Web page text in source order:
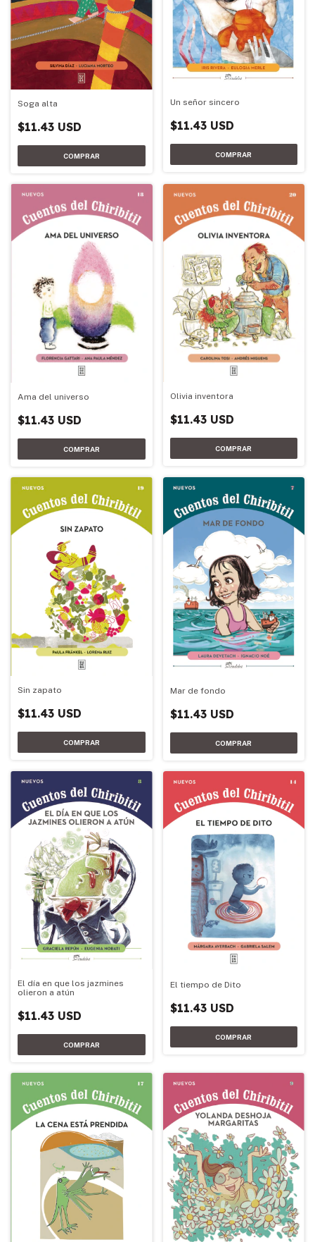
Soga alta
$11.43 USD
Un señor sincero
$11.43 USD
Ama del universo
$11.43 USD
Olivia inventora
$11.43 USD
Sin zapato
$11.43 USD
Mar de fondo
$11.43 USD
El día en que los jazmines
olieron a atún
$11.43 USD
El tiempo de Dito
$11.43 USD